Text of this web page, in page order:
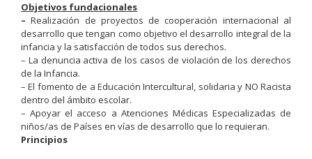
Objetivos fundacionales
– Realización de proyectos de cooperación internacional al
desarrollo que tengan como objetivo el desarrollo integral de la
infancia y la satisfacción de todos sus derechos.
– La denuncia activa de los casos de violación de los derechos
de la Infancia.
– El fomento de a Educación Intercultural, solidaria y NO Racista
dentro del ámbito escolar.
– Apoyar el acceso a Atenciones Médicas Especializadas de
niños/as de Países en vías de desarrollo que lo requieran.
Principios